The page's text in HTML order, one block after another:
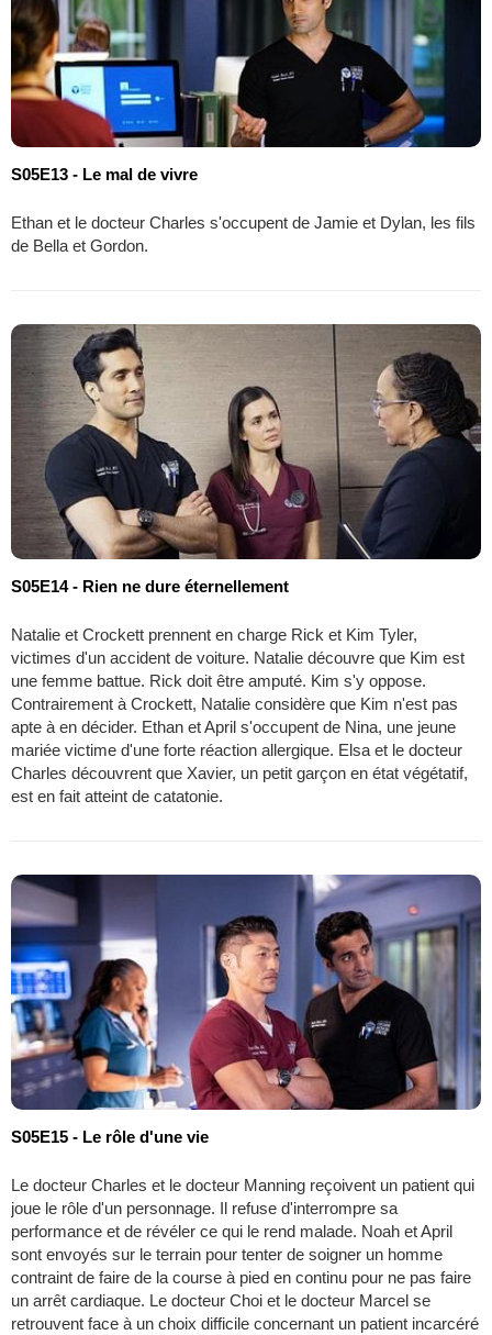
S05E13 - Le mal de vivre
Ethan et le docteur Charles s'occupent de Jamie et Dylan, les fils
de Bella et Gordon.
S05E14 - Rien ne dure éternellement
Natalie et Crockett prennent en charge Rick et Kim Tyler,
victimes d'un accident de voiture. Natalie découvre que Kim est
une femme battue. Rick doit être amputé. Kim s'y oppose.
Contrairement à Crockett, Natalie considère que Kim n'est pas
apte à en décider. Ethan et April s'occupent de Nina, une jeune
mariée victime d'une forte réaction allergique. Elsa et le docteur
Charles découvrent que Xavier, un petit garçon en état végétatif,
est en fait atteint de catatonie.
S05E15 - Le rôle d'une vie
Le docteur Charles et le docteur Manning reçoivent un patient qui
joue le rôle d'un personnage. Il refuse d'interrompre sa
performance et de révéler ce qui le rend malade. Noah et April
sont envoyés sur le terrain pour tenter de soigner un homme
contraint de faire de la course à pied en continu pour ne pas faire
un arrêt cardiaque. Le docteur Choi et le docteur Marcel se
retrouvent face à un choix difficile concernant un patient incarcéré